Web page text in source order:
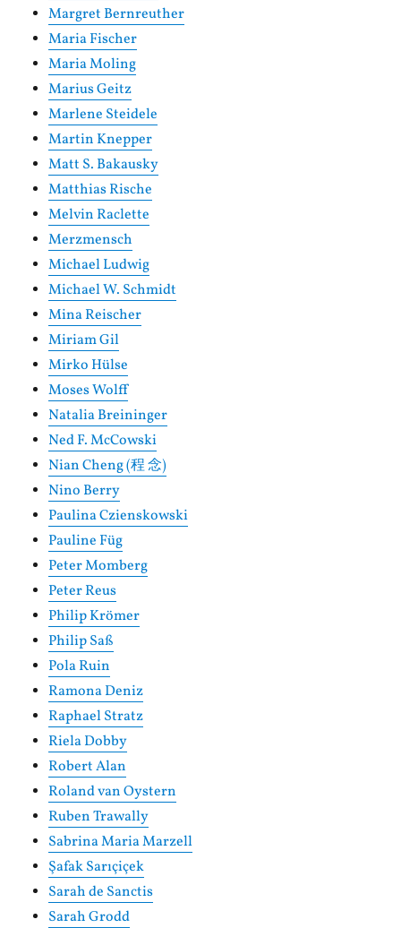
Margret Bernreuther
Maria Fischer
Maria Moling
Marius Geitz
Marlene Steidele
Martin Knepper
Matt S. Bakausky
Matthias Rische
Melvin Raclette
Merzmensch
Michael Ludwig
Michael W. Schmidt
Mina Reischer
Miriam Gil
Mirko Hülse
Moses Wolff
Natalia Breininger
Ned F. McCowski
Nian Cheng (程 念)
Nino Berry
Paulina Czienskowski
Pauline Füg
Peter Momberg
Peter Reus
Philip Krömer
Philip Saß
Pola Ruin
Ramona Deniz
Raphael Stratz
Riela Dobby
Robert Alan
Roland van Oystern
Ruben Trawally
Sabrina Maria Marzell
Şafak Sarıçiçek
Sarah de Sanctis
Sarah Grodd